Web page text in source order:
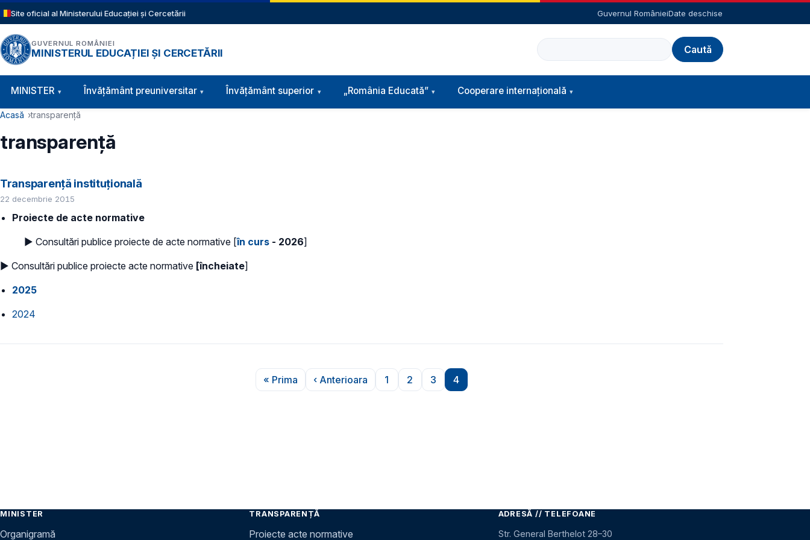
Sari la conținutul principal
Site oficial al Ministerului Educației și Cercetării Guvernul RomânieiDate deschise
GUVERNUL ROMÂNIEI
MINISTERUL EDUCAȚIEI ȘI CERCETĂRII
Caută
Navigație principală
MINISTER Învăţământ preuniversitar Învățământ superior „România Educată” Cooperare internațională
Cale de navigare
Acasă transparenţă
transparenţă
Transparență instituțională
22 decembrie 2015
Proiecte de acte normative
► Consultări publice proiecte de acte normative [în curs - 2026]
► Consultări publice proiecte acte normative [încheiate]
2025
2024
Prima pagină
« Prima
Pagina anterioară
‹ Anterioara
Pagina
1
Pagina
2
Pagina
3
Pagina
4
MINISTER
Organigramă
TRANSPARENȚĂ
Proiecte acte normative
ADRESĂ // TELEFOANE
Str. General Berthelot 28–30